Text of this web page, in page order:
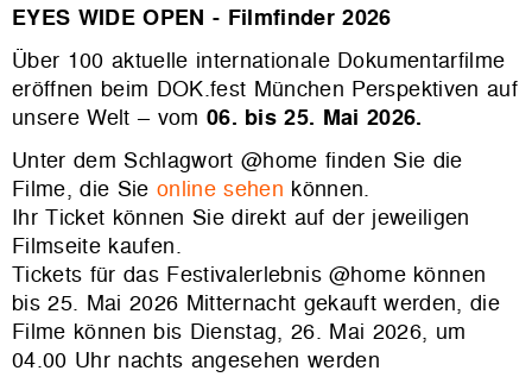
EYES WIDE OPEN - Filmfinder 2026
Über 100 aktuelle internationale Dokumentarfilme
eröffnen beim DOK.fest München Perspektiven auf
unsere Welt – vom 06. bis 25. Mai 2026.
Unter dem Schlagwort @home finden Sie die
Filme, die Sie online sehen können.
Ihr Ticket können Sie direkt auf der jeweiligen
Filmseite kaufen.
Tickets für das Festivalerlebnis @home können
bis 25. Mai 2026 Mitternacht gekauft werden, die
Filme können bis Dienstag, 26. Mai 2026, um
04.00 Uhr nachts angesehen werden